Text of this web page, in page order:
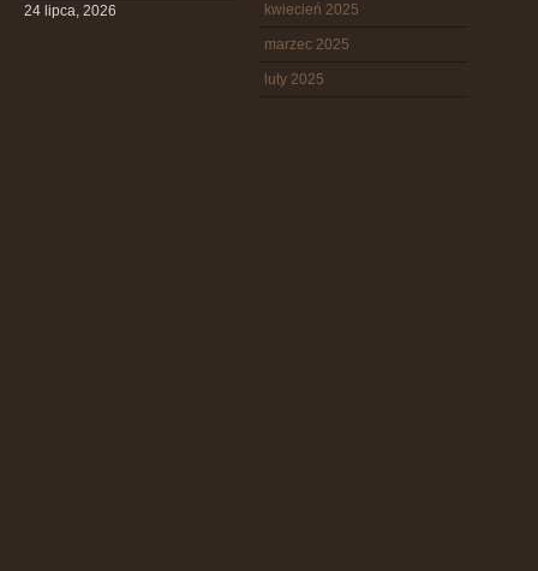
24 lipca, 2026
kwiecień 2025
marzec 2025
luty 2025